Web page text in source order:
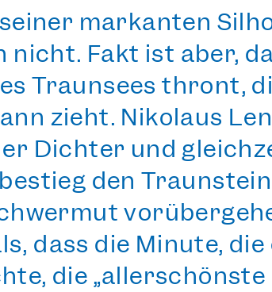
markanten
Fakt ist aber,
Traunsees thront,
zieht. Nikolaus
Dichter und
den
dass die Minute, die
die „allerschönste